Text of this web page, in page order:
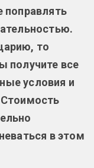
поправлять
то
получите все
условия и
в этом